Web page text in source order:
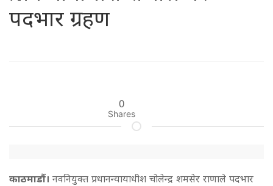
पदभार ग्रहण
0
Shares
काठमाडौं। नवनियुक्त प्रधानन्यायाधीश चोलेन्द्र शमसेर राणाले पदभार